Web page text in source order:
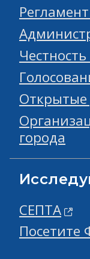
города
СЕПТА